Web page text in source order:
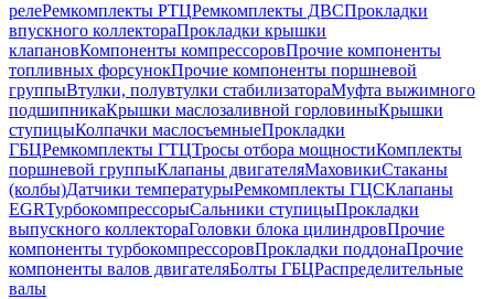
релеРемкомплекты РТЦРемкомплекты ДВСПрокладки
впускного коллектораПрокладки крышки
клапановКомпоненты компрессоровПрочие компоненты
топливных форсунокПрочие компоненты поршневой
группыВтулки, полувтулки стабилизатораМуфта выжимного
подшипникаКрышки маслозаливной горловиныКрышки
ступицыКолпачки маслосъемныеПрокладки
ГБЦРемкомплекты ГТЦТросы отбора мощностиКомплекты
поршневой группыКлапаны двигателяМаховикиСтаканы
(колбы)Датчики температурыРемкомплекты ГЦСКлапаны
EGRТурбокомпрессорыСальники ступицыПрокладки
выпускного коллектораГоловки блока цилиндровПрочие
компоненты турбокомпрессоровПрокладки поддонаПрочие
компоненты валов двигателяБолты ГБЦРаспределительные
валы